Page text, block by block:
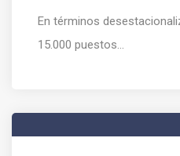
En términos
15.000 puestos...